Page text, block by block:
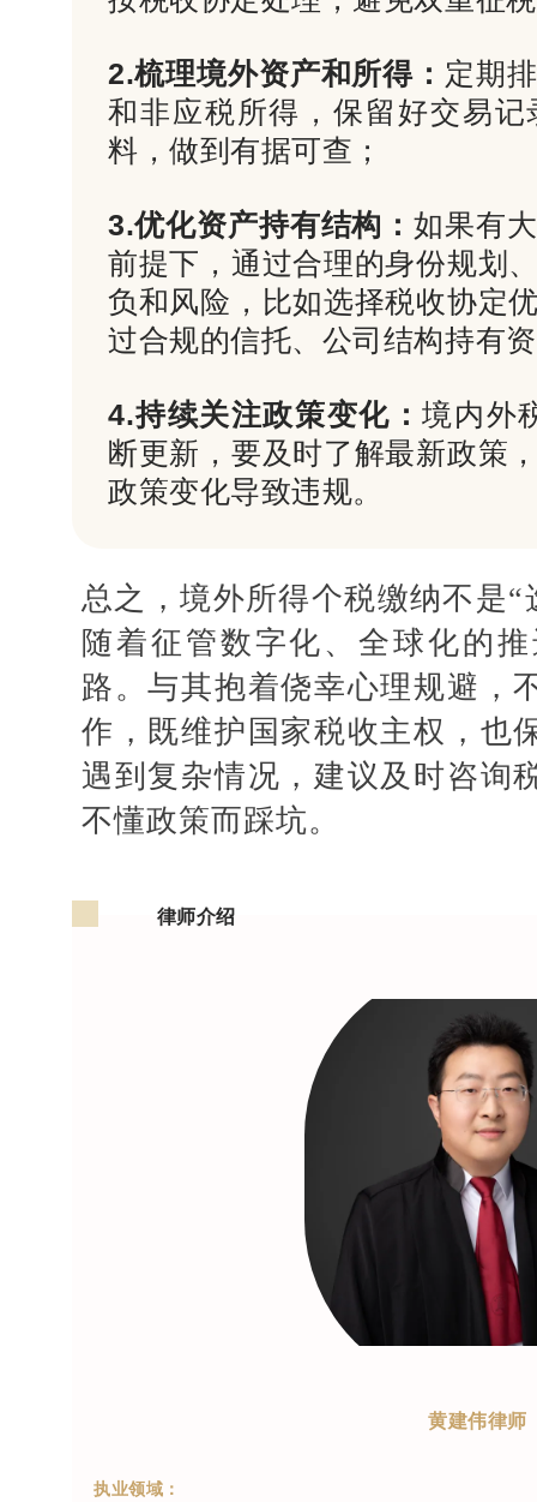
2.梳理境外资产和所得： 定期
和非应税所得，保留好交易
料，做到有据可查；
3.优化资产持有结构：如果有
前提下，通过合理的身份规划
负和风险，比如选择税收协定
过合规的信托、公司结构持有
4.持续关注政策变化：境内外
断更新，要及时了解最新政策
政策变化导致违规。
总之，境外所得个税缴纳不是“
随着征管数字化、全球化的
路。与其抱着侥幸心理规避，
作，既维护国家税收主权，也
遇到复杂情况，建议及时咨询
不懂政策而踩坑。
律师介绍
黄建伟律师
执业领域：